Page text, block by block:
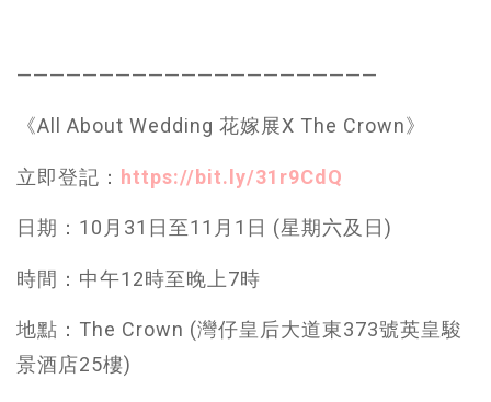
——————————————————————
《All About Wedding 花嫁展X The Crown》
立即登記： https://bit.ly/31r9CdQ
日期：10月31日至11月1日 (星期六及日)
時間：中午12時至晚上7時
地點：The Crown (灣仔皇后大道東373號英皇駿
景酒店25樓)